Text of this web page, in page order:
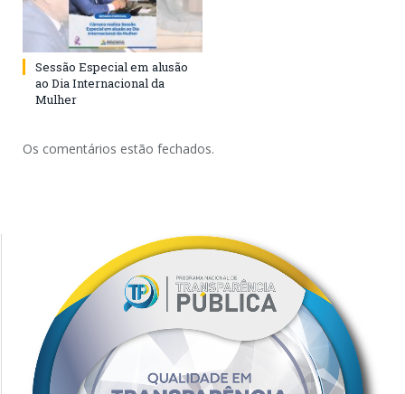
Sessão Especial em alusão
ao Dia Internacional da
Mulher
Os comentários estão fechados.